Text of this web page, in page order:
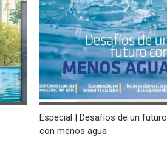
Especial | Desafíos de un futuro
con menos agua